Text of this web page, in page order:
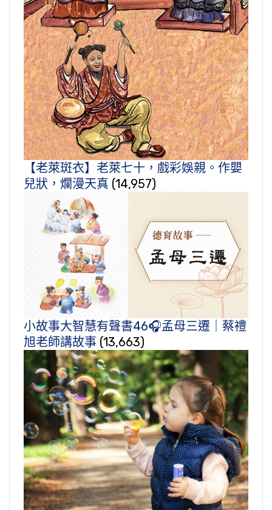
【老萊斑衣】老萊七十，戲彩娛親。作嬰
兒狀，爛漫天真 (14,957)
小故事大智慧有聲書46🎧孟母三遷｜蔡禮
旭老師講故事 (13,663)